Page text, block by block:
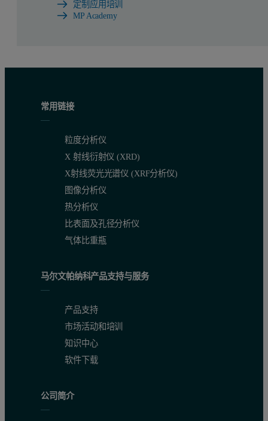
定制应用培训
MP Academy
常用链接
粒度分析仪
X 射线衍射仪 (XRD)
X射线荧光光谱仪 (XRF分析仪)
图像分析仪
热分析仪
比表面及孔径分析仪
气体比重瓶
马尔文帕纳科产品支持与服务
产品支持
市场活动和培训
知识中心
软件下载
公司简介